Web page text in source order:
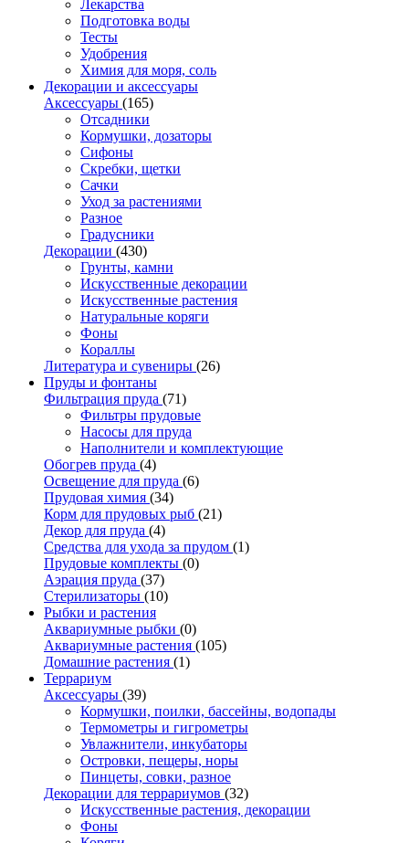
Лекарства
Подготовка воды
Тесты
Удобрения
Химия для моря, соль
Декорации и аксессуары
Аксессуары (165)
Отсадники
Кормушки, дозаторы
Сифоны
Скребки, щетки
Сачки
Уход за растениями
Разное
Градусники
Декорации (430)
Грунты, камни
Искусственные декорации
Искусственные растения
Натуральные коряги
Фоны
Кораллы
Литература и сувениры (26)
Пруды и фонтаны
Фильтрация пруда (71)
Фильтры прудовые
Насосы для пруда
Наполнители и комплектующие
Обогрев пруда (4)
Освещение для пруда (6)
Прудовая химия (34)
Корм для прудовых рыб (21)
Декор для пруда (4)
Средства для ухода за прудом (1)
Прудовые комплекты (0)
Аэрация пруда (37)
Стерилизаторы (10)
Рыбки и растения
Аквариумные рыбки (0)
Аквариумные растения (105)
Домашние растения (1)
Террариум
Аксессуары (39)
Кормушки, поилки, бассейны, водопады
Термометры и гигрометры
Увлажнители, инкубаторы
Островки, пещеры, норы
Пинцеты, совки, разное
Декорации для террариумов (32)
Искусственные растения, декорации
Фоны